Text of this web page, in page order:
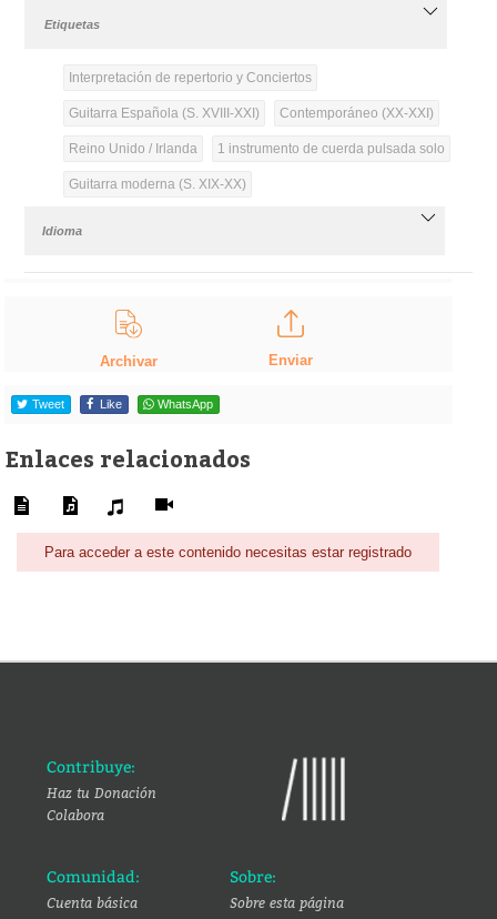
Etiquetas
Interpretación de repertorio y Conciertos
Guitarra Española (S. XVIII-XXI) Contemporáneo (XX-XXI)
Reino Unido / Irlanda 1 instrumento de cuerda pulsada solo
Guitarra moderna (S. XIX-XX)
Idioma
Archivar Enviar
Tweet Like WhatsApp
Enlaces relacionados
Para acceder a este contenido necesitas estar registrado
Contribuye:
Haz tu Donación
Colabora
Comunidad:
Cuenta básica
Sobre:
Sobre esta página